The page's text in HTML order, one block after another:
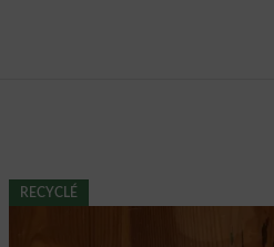
RECYCLÉ